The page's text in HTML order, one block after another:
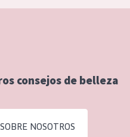
consejos de belleza
NOSOTROS